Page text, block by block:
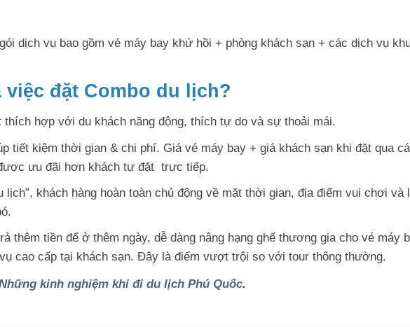
dịch vụ bao gồm vé máy bay khứ hồi + phòng khách sạn + các dịch vụ
việc đặt Combo du lịch?
thích hợp với du khách năng động, thích tự do và sự thoải mái.
tiết kiệm thời gian & chi phí. Giá vé máy bay + giá khách sạn khi đặt qua
ưu đãi hơn khách tự đặt trực tiếp.
lịch”, khách hàng hoàn toàn chủ động về mặt thời gian, địa điểm vui chơi và
thêm tiền để ở thêm ngày, dễ dàng nâng hạng ghế thương gia cho vé máy
cao cấp tại khách sạn. Đây là điểm vượt trội so với tour thông thường.
kinh nghiệm khi đi du lịch Phú Quốc.